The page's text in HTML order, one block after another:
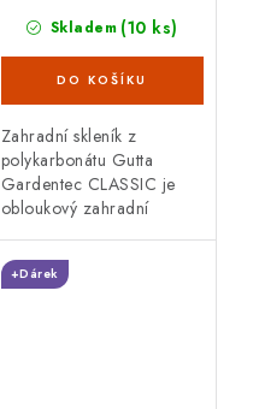
Skladem (10 ks)
Zahradní skleník z
polykarbonátu Gutta
Gardentec CLASSIC je
obloukový zahradní
pozinkované konstrukci, o
síle plechu 1 mm, zaručuje
+Dárek